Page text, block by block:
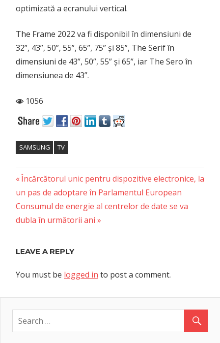
optimizată a ecranului vertical.
The Frame 2022 va fi disponibil în dimensiuni de
32”, 43”, 50”, 55”, 65”, 75” și 85”, The Serif în
dimensiuni de 43”, 50”, 55” și 65”, iar The Sero în
dimensiunea de 43”.
1056
SAMSUNG TV
Post
navigation
Previous
Post:
Încărcătorul unic pentru dispozitive electronice, la
un pas de adoptare în Parlamentul European
Next
Post:
Consumul de energie al centrelor de date se va
dubla în următorii ani
LEAVE A REPLY
You must be logged in to post a comment.